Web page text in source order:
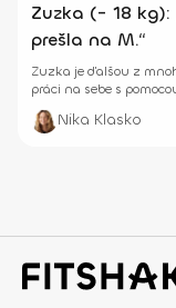
Zuzka (- 18
prešla na M.“
Zuzka je ďalšou z
práci na sebe s
Nika Klasko